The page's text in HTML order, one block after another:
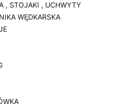
, STOJAKI , UCHWYTY
WĘDKARSKA